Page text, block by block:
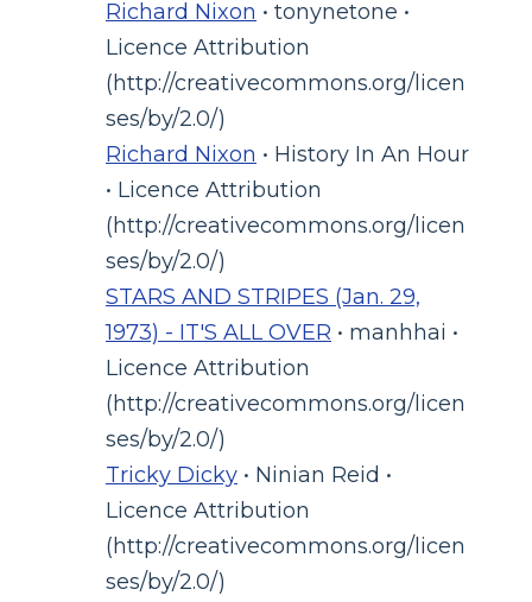
Richard Nixon • tonynetone •
Licence Attribution
(http://creativecommons.org/licen
ses/by/2.0/)
Richard Nixon • History In An Hour
• Licence Attribution
(http://creativecommons.org/licen
ses/by/2.0/)
STARS AND STRIPES (Jan. 29,
1973) - IT'S ALL OVER • manhhai •
Licence Attribution
(http://creativecommons.org/licen
ses/by/2.0/)
Tricky Dicky • Ninian Reid •
Licence Attribution
(http://creativecommons.org/licen
ses/by/2.0/)